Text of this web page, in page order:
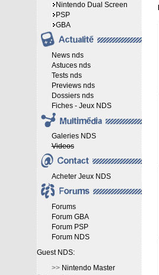
Nintendo Dual Screen
PSP
GBA
News nds
Astuces nds
Tests nds
Previews nds
Dossiers nds
Fiches - Jeux NDS
Galeries NDS
Videos
Acheter Jeux NDS
Forums
Forum GBA
Forum PSP
Forum NDS
Guest NDS:
>> Nintendo Master